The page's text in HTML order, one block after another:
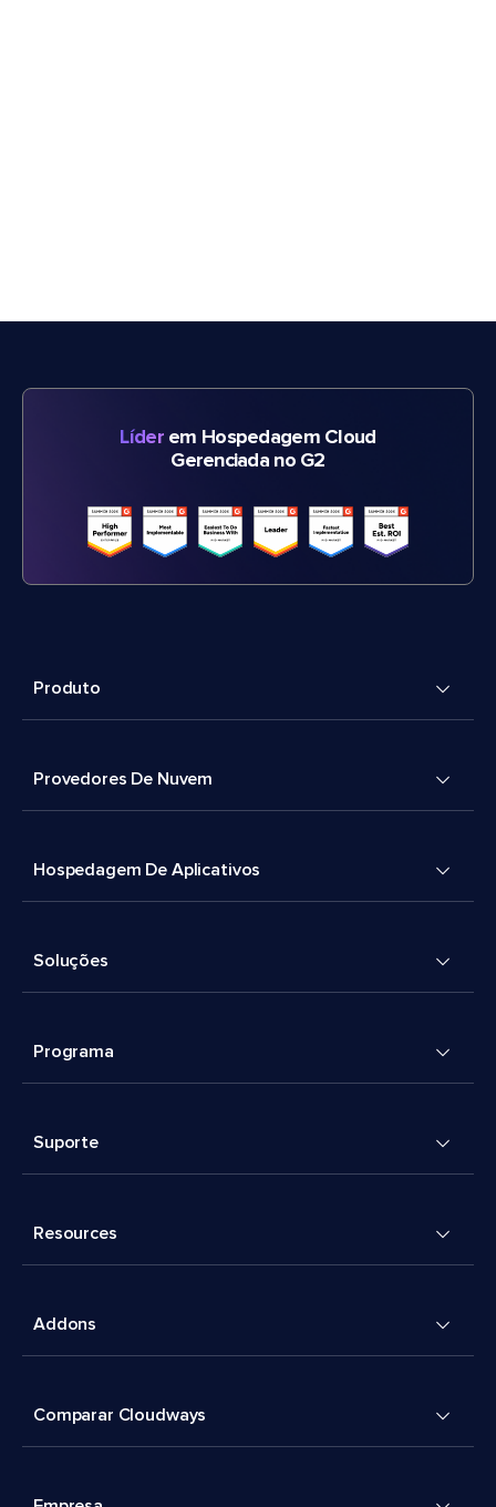
Líderem Hospedagem Cloud
Gerenciada no G2
Produto
Provedores De Nuvem
Hospedagem De Aplicativos
Soluções
Programa
Suporte
Resources
Addons
Comparar Cloudways